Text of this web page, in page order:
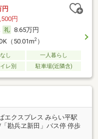
円
円
8.65万円
（50.01m2）
し
一人暮らし
レ別 駐車場(近隣含)
エクスプレス みらい平駅
勘兵ヱ新田」バス停 停歩